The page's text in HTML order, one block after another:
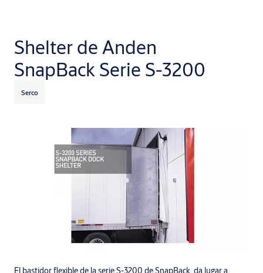
Shelter de Anden
SnapBack Serie S-3200
Serco
El bastidor flexible de la serie S-3200 de SnapBack, da lugar a